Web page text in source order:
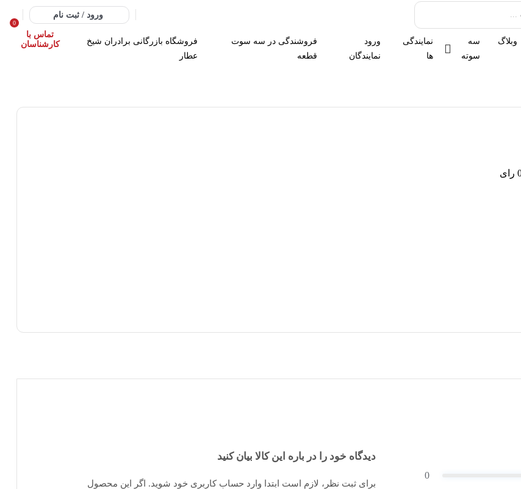
ورود / ثبت نام
0
وبلاگ
سه
سوته
نمایندگی
ها
ورود
نمایندگان
فروشندگی در سه سوت
قطعه
فروشگاه بازرگانی برادران شیخ
عطار
تماس با
کارشناسان
0
دیدگاه خود را در باره این کالا بیان کنید
برای ثبت نظر، لازم است ابتدا وارد حساب کاربری خود شوید. اگر این محصول